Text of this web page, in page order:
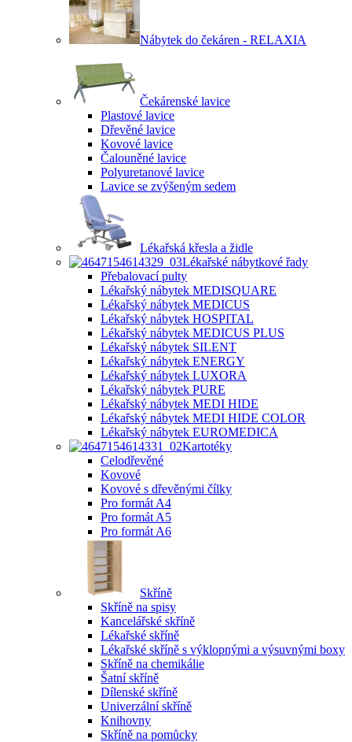
Nábytek do čekáren - RELAXIA
Čekárenské lavice
Plastové lavice
Dřevěné lavice
Kovové lavice
Čalouněné lavice
Polyuretanové lavice
Lavice se zvýšeným sedem
Lékařská křesla a židle
Lékařské nábytkové řady
Přebalovací pulty
Lékařský nábytek MEDISQUARE
Lékařský nábytek MEDICUS
Lékařský nábytek HOSPITAL
Lékařský nábytek MEDICUS PLUS
Lékařský nábytek SILENT
Lékařský nábytek ENERGY
Lékařský nábytek LUXORA
Lékařský nábytek PURE
Lékařský nábytek MEDI HIDE
Lékařský nábytek MEDI HIDE COLOR
Lékařský nábytek EUROMEDICA
Kartotéky
Celodřevěné
Kovové
Kovové s dřevěnými čílky
Pro formát A4
Pro formát A5
Pro formát A6
Skříně
Skříně na spisy
Kancelářské skříně
Lékařské skříně
Lékařské skříně s výklopnými a výsuvnými boxy
Skříně na chemikálie
Šatní skříně
Dílenské skříně
Univerzální skříně
Knihovny
Skříně na pomůcky